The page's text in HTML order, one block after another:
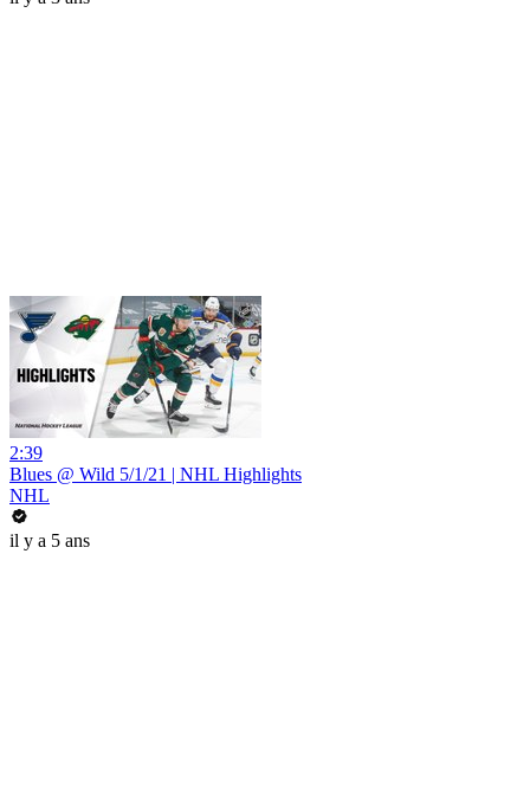
2:39
Blues @ Wild 5/1/21 | NHL Highlights
NHL
il y a 5 ans